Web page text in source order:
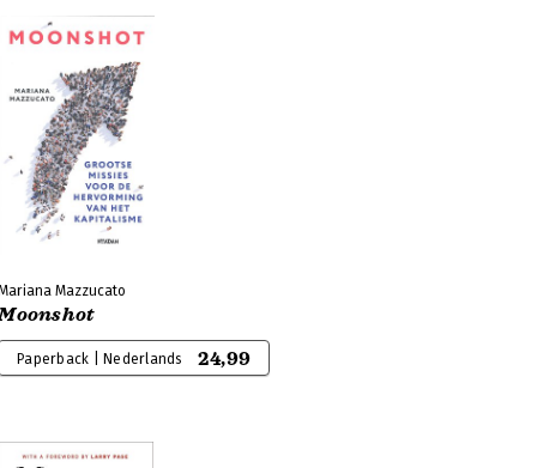
Mazzucato
Paperback | Nederlands 24,99